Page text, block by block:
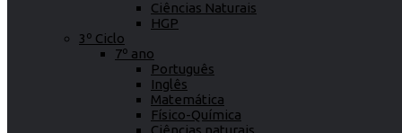
Ciências Naturais
HGP
3º Ciclo
7º ano
Português
Inglês
Matemática
Físico-Química